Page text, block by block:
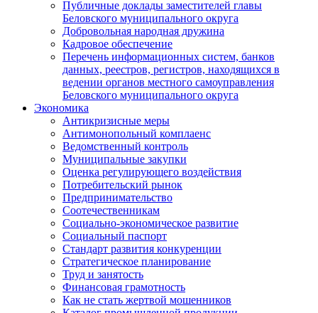
Публичные доклады заместителей главы
Беловского муниципального округа
Добровольная народная дружина
Кадровое обеспечение
Перечень информационных систем, банков
данных, реестров, регистров, находящихся в
ведении органов местного самоуправления
Беловского муниципального округа
Экономика
Антикризисные меры
Антимонопольный комплаенс
Ведомственный контроль
Муниципальные закупки
Оценка регулирующего воздействия
Потребительский рынок
Предпринимательство
Соотечественникам
Социально-экономическое развитие
Социальный паспорт
Стандарт развития конкуренции
Стратегическое планирование
Труд и занятость
Финансовая грамотность
Как не стать жертвой мошенников